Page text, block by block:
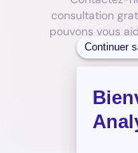
consultation
pouvons vous